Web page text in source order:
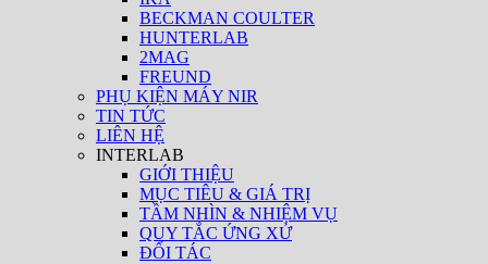
BECKMAN COULTER
HUNTERLAB
2MAG
FREUND
PHỤ KIỆN MÁY NIR
TIN TỨC
LIÊN HỆ
INTERLAB
GIỚI THIỆU
MỤC TIÊU & GIÁ TRỊ
TẦM NHÌN & NHIỆM VỤ
QUY TẮC ỨNG XỬ
ĐỐI TÁC